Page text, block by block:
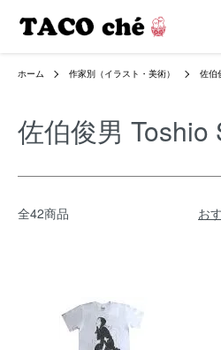
ホーム 作家別（イラスト・美術） 佐伯
佐伯俊男 Toshio
全42商品 お